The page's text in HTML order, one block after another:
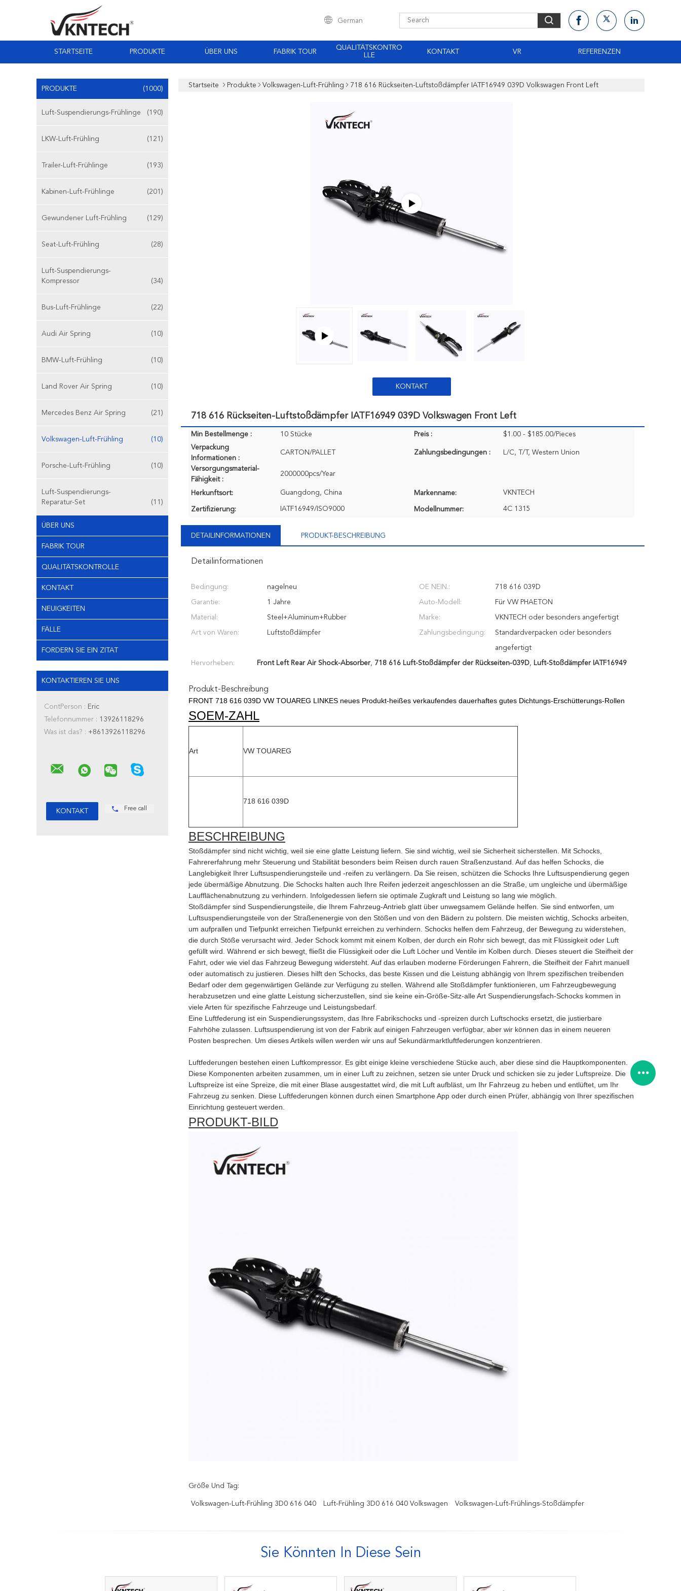
German
STARTSEITE PRODUKTE ÜBER UNS FABRIK TOUR
QUALITÄTSKONTRO
LLE
KONTAKT VR REFERENZEN
PRODUKTE (1000)
Luft-Suspendierungs-Frühlinge (190)
LKW-Luft-Frühling (121)
Trailer-Luft-Frühlinge (193)
Kabinen-Luft-Frühlinge (201)
Gewundener Luft-Frühling (129)
Seat-Luft-Frühling (28)
Luft-Suspendierungs-
Kompressor
(34)
Bus-Luft-Frühlinge (22)
Audi Air Spring (10)
BMW-Luft-Frühling (10)
Land Rover Air Spring (10)
Mercedes Benz Air Spring (21)
Volkswagen-Luft-Frühling (10)
Porsche-Luft-Frühling (10)
Luft-Suspendierungs-
Reparatur-Set
(11)
ÜBER UNS
FABRIK TOUR
QUALITÄTSKONTROLLE
KONTAKT
NEUIGKEITEN
FÄLLE
FORDERN SIE EIN ZITAT
KONTAKTIEREN SIE UNS
ContPerson : Eric
Telefonnummer : 13926118296
Was ist das? : +8613926118296
Free call
Startseite Produkte Volkswagen-Luft-Frühling 718 616 Rückseiten-Luftstoßdämpfer IATF16949 039D Volkswagen Front Left
KONTAKT
718 616 Rückseiten-Luftstoßdämpfer IATF16949 039D Volkswagen Front Left
Min Bestellmenge : 10 Stücke Preis :
$1.00 - $185.00/Pieces
Verpackung
Informationen :
CARTON/PALLET Zahlungsbedingungen : L/C, T/T, Western Union
Versorgungsmaterial-
Fähigkeit :
2000000pcs/Year
Herkunftsort: Guangdong, China Markenname: VKNTECH
Zertifizierung: IATF16949/ISO9000 Modellnummer: 4C 1315
DETAILINFORMATIONEN PRODUKT-BESCHREIBUNG
Detailinformationen
Bedingung: nagelneu OE NEIN.: 718 616 039D
Garantie: 1 Jahre Auto-Modell: Für VW PHAETON
Material: Steel+Aluminum+Rubber Marke: VKNTECH oder besonders angefertigt
Art von Waren: Luftstoßdämpfer Zahlungsbedingung: Standardverpacken oder besonders
angefertigt
Hervorheben: Front Left Rear Air Shock-Absorber, 718 616 Luft-Stoßdämpfer der Rückseiten-039D, Luft-Stoßdämpfer IATF16949
Produkt-Beschreibung
FRONT 718 616 039D VW TOUAREG LINKES neues Produkt-heißes verkaufendes dauerhaftes gutes Dichtungs-Erschütterungs-Rollen
SOEM-ZAHL
Art VW TOUAREG
718 616 039D
BESCHREIBUNG
Stoßdämpfer sind nicht wichtig, weil sie eine glatte Leistung liefern. Sie sind wichtig, weil sie Sicherheit sicherstellen. Mit Schocks,
Fahrererfahrung mehr Steuerung und Stabilität besonders beim Reisen durch rauen Straßenzustand. Auf das helfen Schocks, die
Langlebigkeit Ihrer Luftsuspendierungsteile und -reifen zu verlängern. Da Sie reisen, schützen die Schocks Ihre Luftsuspendierung gegen
jede übermäßige Abnutzung. Die Schocks halten auch Ihre Reifen jederzeit angeschlossen an die Straße, um ungleiche und übermäßige
Laufflächenabnutzung zu verhindern. Infolgedessen liefern sie optimale Zugkraft und Leistung so lang wie möglich.
Stoßdämpfer sind Suspendierungsteile, die Ihrem Fahrzeug-Antrieb glatt über unwegsamem Gelände helfen. Sie sind entworfen, um
Luftsuspendierungsteile von der Straßenenergie von den Stößen und von den Bädern zu polstern. Die meisten wichtig, Schocks arbeiten,
um aufprallen und Tiefpunkt erreichen Tiefpunkt erreichen zu verhindern. Schocks helfen dem Fahrzeug, der Bewegung zu widerstehen,
die durch Stöße verursacht wird. Jeder Schock kommt mit einem Kolben, der durch ein Rohr sich bewegt, das mit Flüssigkeit oder Luft
gefüllt wird. Während er sich bewegt, fließt die Flüssigkeit oder die Luft Löcher und Ventile im Kolben durch. Dieses steuert die Steifheit der
Fahrt, oder wie viel das Fahrzeug Bewegung widersteht. Auf das erlauben moderne Förderungen Fahrern, die Steifheit der Fahrt manuell
oder automatisch zu justieren. Dieses hilft den Schocks, das beste Kissen und die Leistung abhängig von Ihrem spezifischen treibenden
Bedarf oder dem gegenwärtigen Gelände zur Verfügung zu stellen. Während alle Stoßdämpfer funktionieren, um Fahrzeugbewegung
herabzusetzen und eine glatte Leistung sicherzustellen, sind sie keine ein-Größe-Sitz-alle Art Suspendierungsfach-Schocks kommen in
viele Arten für spezifische Fahrzeuge und Leistungsbedarf.
Eine Luftfederung ist ein Suspendierungssystem, das Ihre Fabrikschocks und -spreizen durch Luftschocks ersetzt, die justierbare
Fahrhöhe zulassen. Luftsuspendierung ist von der Fabrik auf einigen Fahrzeugen verfügbar, aber wir können das in einem neueren
Posten besprechen. Um dieses Artikels willen werden wir uns auf Sekundärmarktluftfederungen konzentrieren.
Luftfederungen bestehen einen Luftkompressor. Es gibt einige kleine verschiedene Stücke auch, aber diese sind die Hauptkomponenten.
Diese Komponenten arbeiten zusammen, um in einer Luft zu zeichnen, setzen sie unter Druck und schicken sie zu jeder Luftspreize. Die
Luftspreize ist eine Spreize, die mit einer Blase ausgestattet wird, die mit Luft aufbläst, um Ihr Fahrzeug zu heben und entlüftet, um Ihr
Fahrzeug zu senken. Diese Luftfederungen können durch einen Smartphone App oder durch einen Prüfer, abhängig von Ihrer spezifischen
Einrichtung gesteuert werden.
PRODUKT-BILD
Größe Und Tag:
Volkswagen-Luft-Frühling 3D0 616 040 Luft-Frühling 3D0 616 040 Volkswagen Volkswagen-Luft-Frühlings-Stoßdämpfer
Sie Könnten In Diese Sein